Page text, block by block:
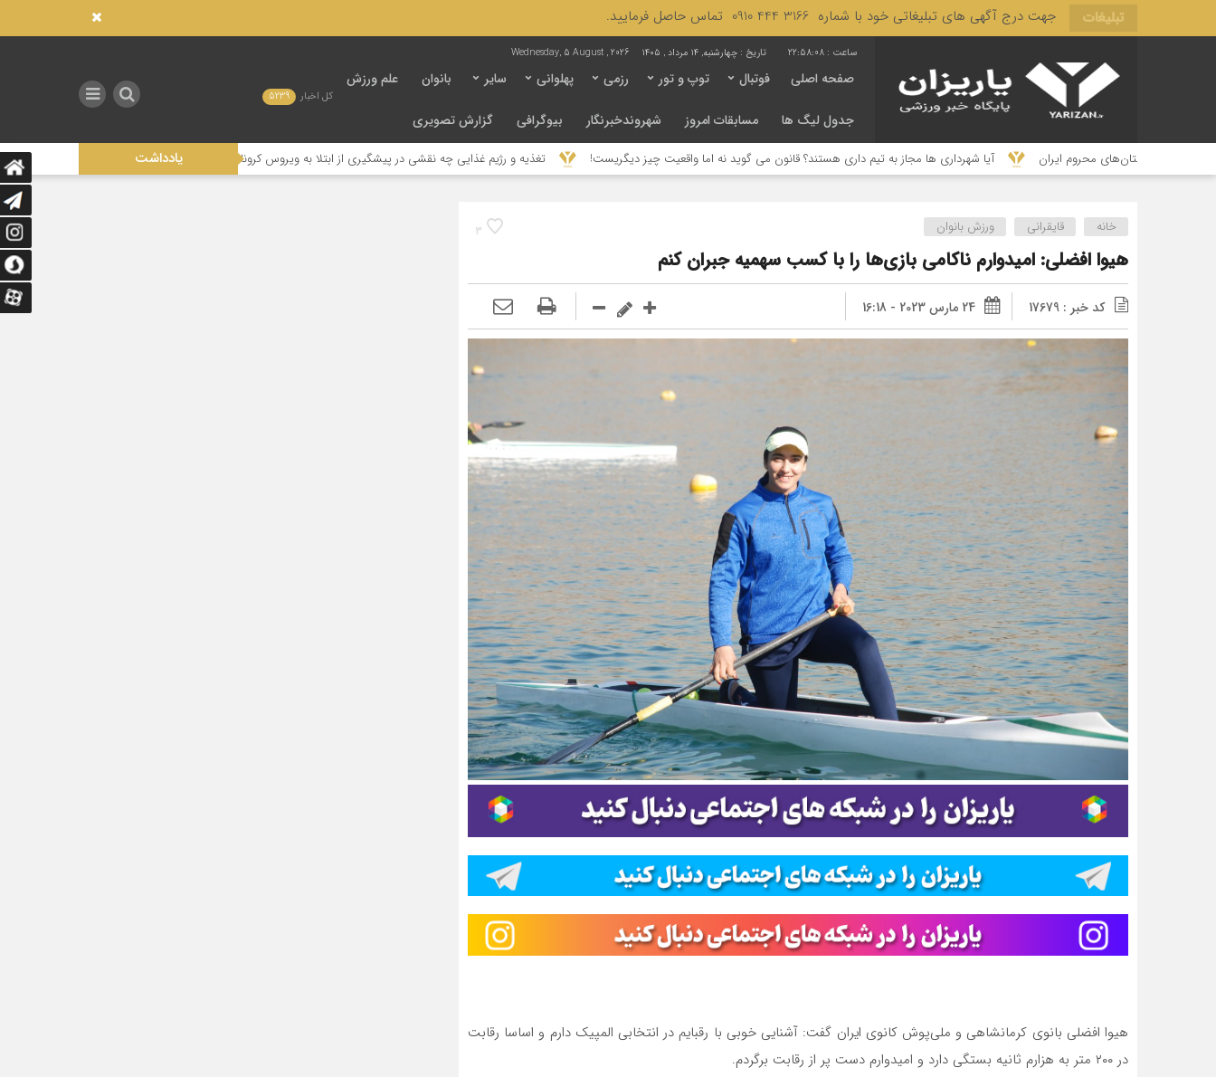
تبلیغات جهت درج آگهی های تبلیغاتی خود با شماره 3166 444 0910 تماس حاصل فرمایید.
22:58:09 تاریخ : چهارشنبه, ۱۴ مرداد , ۱۴۰۵ Wednesday, 5 August , 2026
صفحه اصلی فوتبال توپ و تور رزمی پهلوانی سایر بانوان علم ورزش
جدول لیگ ها مسابقات امروز شهروندخبرنگار بیوگرافی گزارش تصویری
کل اخبار 5239
یادداشت محروم ایران آیا شهرداری ها مجاز به تیم داری هستند؟ قانون می گوید نه اما واقعیت چیز دیگریست! تغذیه و رژیم غذایی چه نقشی در پیشگیری از ابتلا به ویروس کرونا دارد؟ تغذیه ورزشی در زمستان / چند نکته مهم برای بهبود
3 خانه قایقرانی ورزش بانوان
هیوا افضلی: امیدوارم ناکامی بازی‌ها را با کسب سهمیه جبران کنم
کد خبر : 17679 24 مارس 2023 - 16:18
هیوا افضلی بانوی کرمانشاهی و ملی‌پوش کانوی ایران گفت: آشنایی خوبی با رقبایم در انتخابی المپیک دارم و اساسا رقابت
در ۲۰۰ متر به هزارم ثانیه بستگی دارد و امیدوارم دست پر از رقابت برگردم.